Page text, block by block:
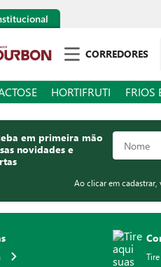
CORREDORES
HORTIFRUTI FRIOS
em primeira mão
novidades e
Ao clicar em cadastrar,